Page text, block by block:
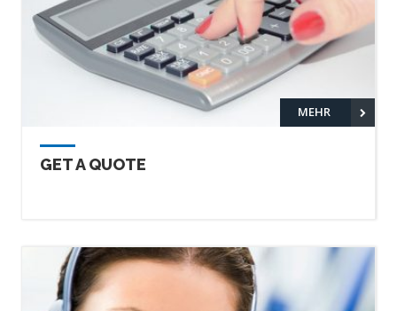
MEHR
GET A QUOTE